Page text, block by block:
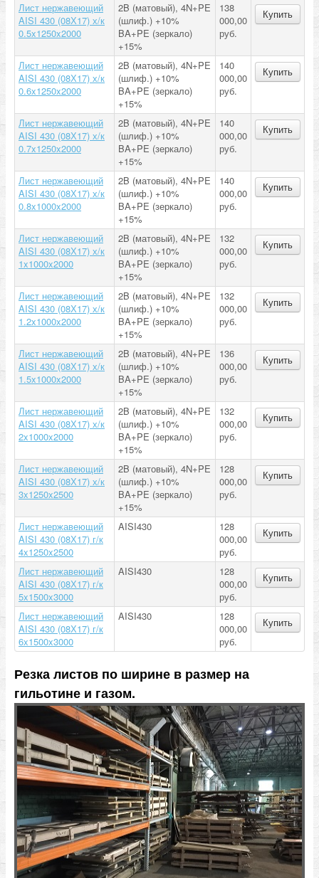
Лист нержавеющий
AISI 430 (08Х17) х/к
0.5x1250x2000
2B (матовый), 4N+PE
(шлиф.) +10%
BA+PE (зеркало)
+15%
138
000,00
руб.
Купить
Лист нержавеющий
AISI 430 (08Х17) х/к
0.6x1250x2000
2B (матовый), 4N+PE
(шлиф.) +10%
BA+PE (зеркало)
+15%
140
000,00
руб.
Купить
Лист нержавеющий
AISI 430 (08Х17) х/к
0.7x1250x2000
2B (матовый), 4N+PE
(шлиф.) +10%
BA+PE (зеркало)
+15%
140
000,00
руб.
Купить
Лист нержавеющий
AISI 430 (08Х17) х/к
0.8x1000x2000
2B (матовый), 4N+PE
(шлиф.) +10%
BA+PE (зеркало)
+15%
140
000,00
руб.
Купить
Лист нержавеющий
AISI 430 (08Х17) х/к
1x1000x2000
2B (матовый), 4N+PE
(шлиф.) +10%
BA+PE (зеркало)
+15%
132
000,00
руб.
Купить
Лист нержавеющий
AISI 430 (08Х17) х/к
1.2x1000x2000
2B (матовый), 4N+PE
(шлиф.) +10%
BA+PE (зеркало)
+15%
132
000,00
руб.
Купить
Лист нержавеющий
AISI 430 (08Х17) х/к
1.5x1000x2000
2B (матовый), 4N+PE
(шлиф.) +10%
BA+PE (зеркало)
+15%
136
000,00
руб.
Купить
Лист нержавеющий
AISI 430 (08Х17) х/к
2x1000x2000
2B (матовый), 4N+PE
(шлиф.) +10%
BA+PE (зеркало)
+15%
132
000,00
руб.
Купить
Лист нержавеющий
AISI 430 (08Х17) х/к
3x1250x2500
2B (матовый), 4N+PE
(шлиф.) +10%
BA+PE (зеркало)
+15%
128
000,00
руб.
Купить
Лист нержавеющий
AISI 430 (08Х17) г/к
4x1250x2500
AISI430
128
000,00
руб.
Купить
Лист нержавеющий
AISI 430 (08Х17) г/к
5x1500x3000
AISI430
128
000,00
руб.
Купить
Лист нержавеющий
AISI 430 (08Х17) г/к
6x1500x3000
AISI430
128
000,00
руб.
Купить
Резка листов по ширине в размер на
гильотине и газом.